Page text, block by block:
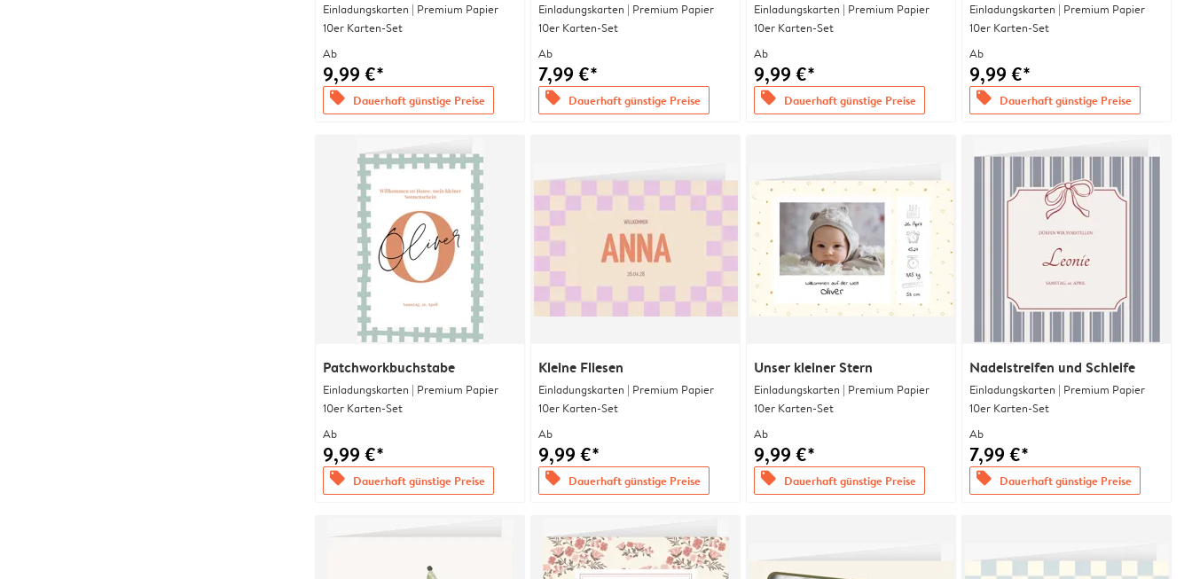
Einladungskarten | Premium Papier
10er Karten-Set
Ab
9,99 €*
offers Dauerhaft günstige Preise
Einladungskarten | Premium Papier
10er Karten-Set
Ab
7,99 €*
offers Dauerhaft günstige Preise
Einladungskarten | Premium Papier
10er Karten-Set
Ab
9,99 €*
offers Dauerhaft günstige Preise
Einladungskarten | Premium Papier
10er Karten-Set
Ab
9,99 €*
offers Dauerhaft günstige Preise
Patchworkbuchstabe
Einladungskarten | Premium Papier
10er Karten-Set
Ab
9,99 €*
offers Dauerhaft günstige Preise
Kleine Fliesen
Einladungskarten | Premium Papier
10er Karten-Set
Ab
9,99 €*
offers Dauerhaft günstige Preise
Unser kleiner Stern
Einladungskarten | Premium Papier
10er Karten-Set
Ab
9,99 €*
offers Dauerhaft günstige Preise
Nadelstreifen und Schleife
Einladungskarten | Premium Papier
10er Karten-Set
Ab
7,99 €*
offers Dauerhaft günstige Preise